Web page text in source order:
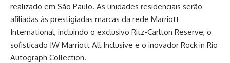
realizado em São Paulo. As unidades residenciais serão
afiliadas às prestigiadas marcas da rede Marriott
International, incluindo o exclusivo Ritz-Carlton Reserve, o
sofisticado JW Marriott All Inclusive e o inovador Rock in Rio
Autograph Collection.